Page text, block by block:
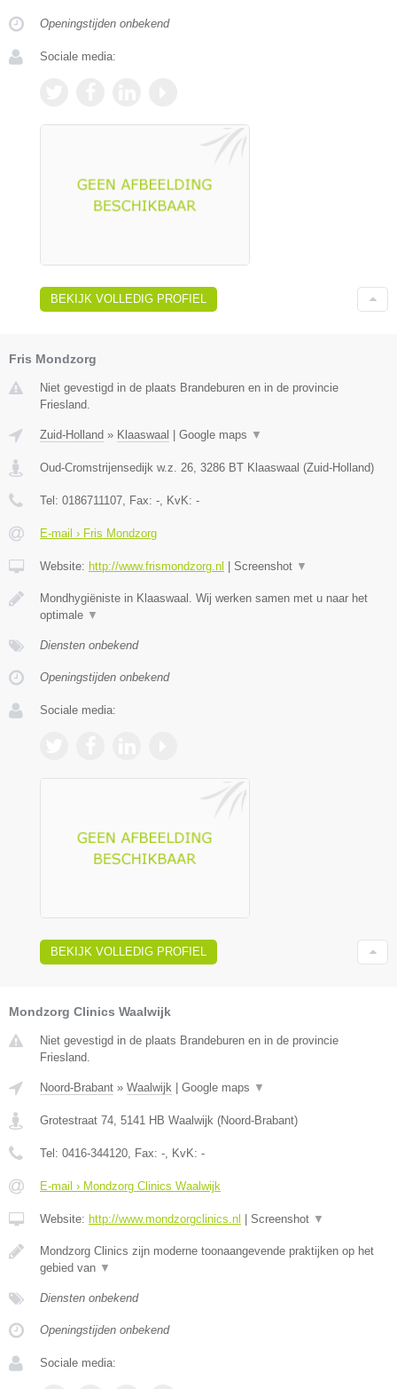
Openingstijden onbekend
Sociale media:
BEKIJK VOLLEDIG PROFIEL
Fris Mondzorg
Niet gevestigd in de plaats Brandeburen en in de provincie
Friesland.
Zuid-Holland » Klaaswaal Google maps ▼
Oud-Cromstrijensedijk w.z. 26 3286 BT Klaaswaal (Zuid-Holland)
Tel: 0186711107 , Fax: - , KvK: -
E-mail › Fris Mondzorg
Website: http://www.frismondzorg.nl Screenshot ▼
Mondhygiëniste in Klaaswaal. Wij werken samen met u naar het
optimale ▼
Diensten onbekend
Openingstijden onbekend
Sociale media:
BEKIJK VOLLEDIG PROFIEL
Mondzorg Clinics Waalwijk
Niet gevestigd in de plaats Brandeburen en in de provincie
Friesland.
Noord-Brabant » Waalwijk Google maps ▼
Grotestraat 74, 5141 HB Waalwijk (Noord-Brabant)
Tel: 0416-344120, Fax: -, KvK: -
E-mail › Mondzorg Clinics Waalwijk
Website: http://www.mondzorgclinics.nl Screenshot ▼
Mondzorg Clinics zijn moderne toonaangevende praktijken op het
gebied van ▼
Diensten onbekend
Openingstijden onbekend
Sociale media: